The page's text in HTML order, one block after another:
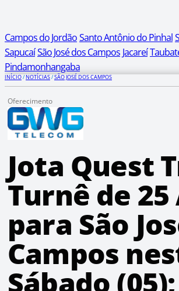
Campos do JordãoSanto Antônio do Pinhal
SapucaíSão José dos Campos Jacareí
Pindamonhangaba
INÍCIO/NOTÍCIAS/SÃO JOSÉ DOS CAMPOS
Oferecimento
Jota Quest
Turnê de 25
para São
Campos
Sábado (05);